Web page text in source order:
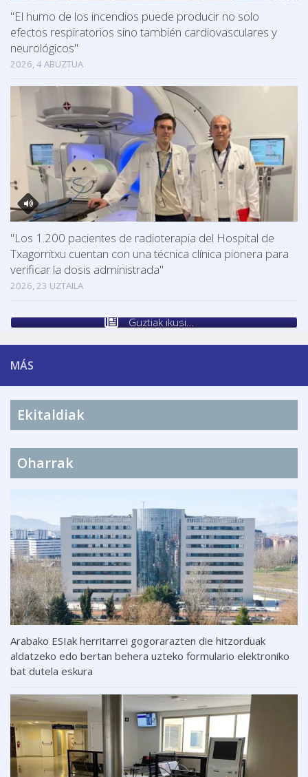
"El humo de los incendios puede producir no solo
efectos respiratorios sino también cardiovasculares y
neurológicos"
2026, 4 ABUZTUA
"Los 1.200 pacientes de radioterapia del Hospital de
Txagorritxu cuentan con una técnica clínica pionera para
verificar la dosis administrada"
2026, 23 UZTAILA
Guztiak ikusi…
MÁS
Ekitaldiak
Oharrak
Arabako ESIak herritarrei gogorarazten die hitzorduak
aldatzeko edo bertan behera uzteko formulario elektroniko
bat dutela eskura